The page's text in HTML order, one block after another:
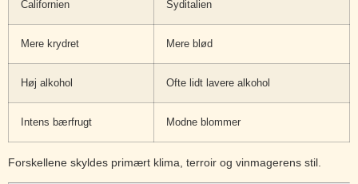
Californien Syditalien
Mere krydret Mere blød
Høj alkohol Ofte lidt lavere alkohol
Intens bærfrugt Modne blommer
Forskellene skyldes primært klima, terroir og vinmagerens stil.